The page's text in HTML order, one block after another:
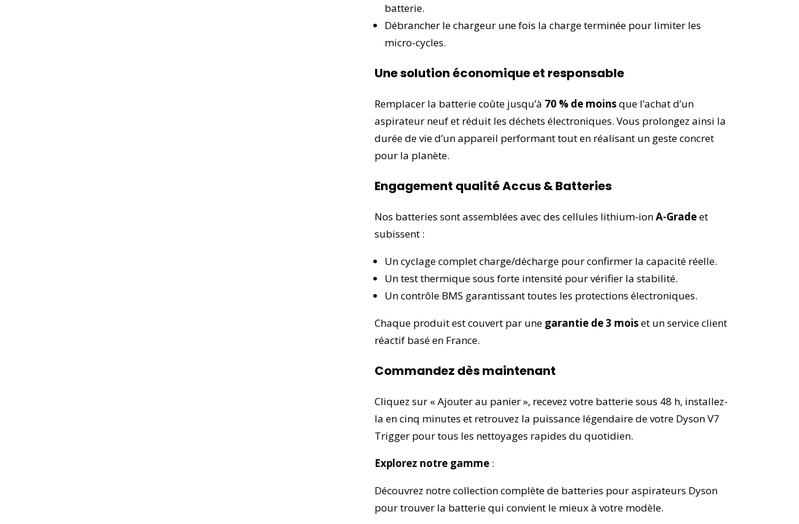
batterie.
Débrancher le chargeur une fois la charge terminée pour limiter les
micro-cycles.
Une solution économique et responsable
Remplacer la batterie coûte jusqu’à 70 % de moinsque l’achat d’un
aspirateur neuf et réduit les déchets électroniques. Vous prolongez ainsi la
durée de vie d’un appareil performant tout en réalisant un geste concret
pour la planète.
Engagement qualité Accus & Batteries
Nos batteries sont assemblées avec des cellules lithium-ionA-Gradeet
subissent :
Un cyclage complet charge/décharge pour confirmer la capacité réelle.
Un test thermique sous forte intensité pour vérifier la stabilité.
Un contrôle BMS garantissant toutes les protections électroniques.
Chaque produit est couvert par une garantie de 3 moiset un service client
réactif basé en France.
Commandez dès maintenant
Cliquez sur « Ajouter au panier », recevez votre batterie sous 48 h, installez-
la en cinq minutes et retrouvez la puissance légendaire de votre Dyson V7
Trigger pour tous les nettoyages rapides du quotidien.
Explorez notre gamme :
Découvrez notre collection complète de batteries pour aspirateurs Dyson
pour trouver la batterie qui convient le mieux à votre modèle.